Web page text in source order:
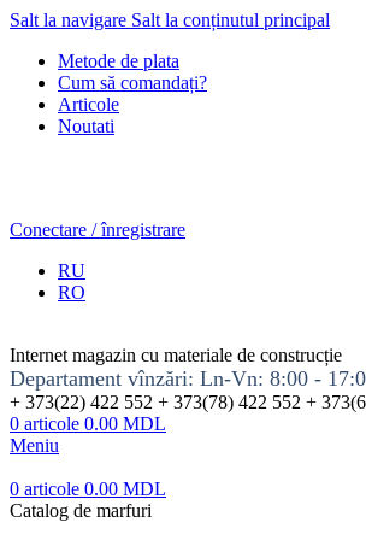
Salt la navigare Salt la conținutul principal
Metode de plata
Cum să comandați?
Articole
Noutati
Conectare / înregistrare
RU
RO
Internet magazin cu materiale de construcție
Departament vînzări: Ln-Vn: 8:00 -
+ 373(22) 422 552 + 373(78) 422 552 +
0 articole 0.00 MDL
Meniu
0 articole 0.00 MDL
Catalog de marfuri